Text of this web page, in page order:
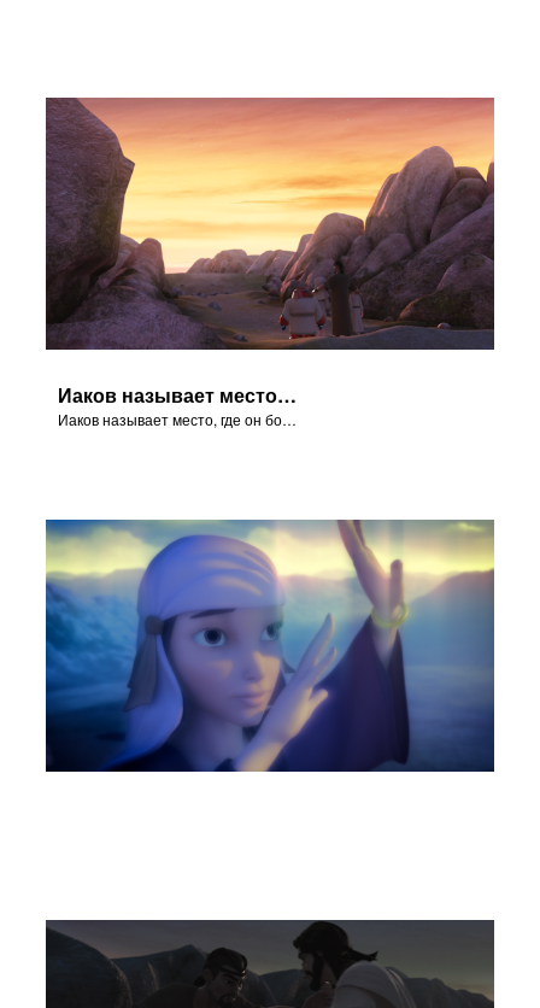
Иаков называет место, где он боролся с Богом, Пенуэл.
Иаков называет место, где он боролся с Богом, Пенуэл.